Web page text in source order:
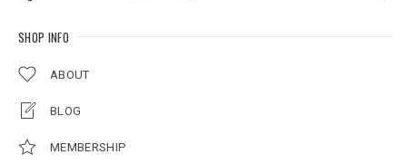
SHOP INFO
ABOUT
BLOG
MEMBERSHIP